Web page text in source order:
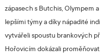
zápasech s Butchis, Olympem
lepšími týmy a díky nápadité
vytvářeli spoustu brankových
Hořovicím dokázali